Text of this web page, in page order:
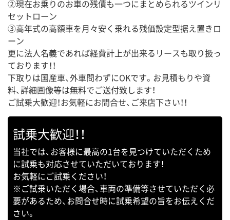
②現在お乗りのお車の残債も一つにまとめられるツインリ
セットローン
③高年式の高額車を月々安く乗れる残価設定型据え置きロ
ーン
更に法人名義であれば経費計上が出来るリースも取り扱っ
ております！！
下取りは国産車、外車問わずにOKです。お見積もりや資
料、詳細画像等は無料でご送付致します！
ご試乗大歓迎！お気軽にお問合せ、ご来店下さい！！
試乗大歓迎！！
当社では、お客様に最高の1台を見つけていただくため
に試乗も対応させていただいております！
お気軽にご試乗ください！
※ご試乗いただく場合、車両の準備等させていただく必
要があるため、お問合せ時に試乗希望の旨をお伝えくだ
さい。